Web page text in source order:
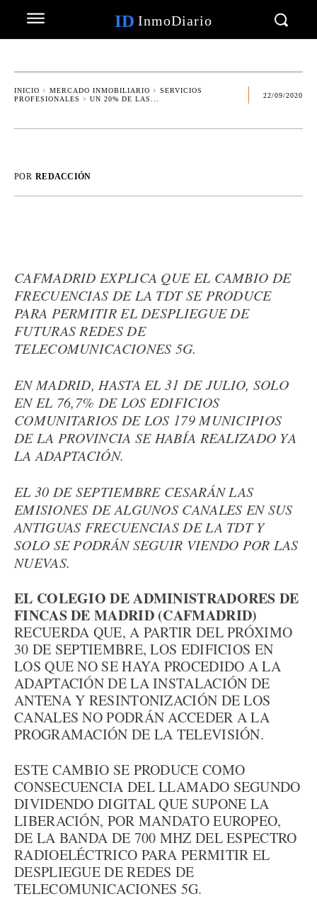
ID InmoDiario
INICIO MERCADO INMOBILIARIO
SERVICIOS
PROFESIONALES
UN 20% DE LAS...
22/09/2020
POR REDACCIÓN
CAFMADRID EXPLICA QUE EL CAMBIO DE
FRECUENCIAS DE LA TDT SE PRODUCE
PARA PERMITIR EL DESPLIEGUE DE
FUTURAS REDES DE
TELECOMUNICACIONES 5G.
EN MADRID, HASTA EL 31 DE JULIO, SOLO
EN EL 76,7% DE LOS EDIFICIOS
COMUNITARIOS DE LOS 179 MUNICIPIOS
DE LA PROVINCIA SE HABÍA REALIZADO YA
LA ADAPTACIÓN.
EL 30 DE SEPTIEMBRE CESARÁN LAS
EMISIONES DE ALGUNOS CANALES EN SUS
ANTIGUAS FRECUENCIAS DE LA TDT Y
SOLO SE PODRÁN SEGUIR VIENDO POR LAS
NUEVAS.
EL COLEGIO DE ADMINISTRADORES DE
FINCAS DE MADRID (CAFMADRID)
RECUERDA QUE, A PARTIR DEL PRÓXIMO
30 DE SEPTIEMBRE, LOS EDIFICIOS EN
LOS QUE NO SE HAYA PROCEDIDO A LA
ADAPTACIÓN DE LA INSTALACIÓN DE
ANTENA Y RESINTONIZACIÓN DE LOS
CANALES NO PODRÁN ACCEDER A LA
PROGRAMACIÓN DE LA TELEVISIÓN.
ESTE CAMBIO SE PRODUCE COMO
CONSECUENCIA DEL LLAMADO SEGUNDO
DIVIDENDO DIGITAL QUE SUPONE LA
LIBERACIÓN, POR MANDATO EUROPEO,
DE LA BANDA DE 700 MHZ DEL ESPECTRO
RADIOELÉCTRICO PARA PERMITIR EL
DESPLIEGUE DE REDES DE
TELECOMUNICACIONES 5G.